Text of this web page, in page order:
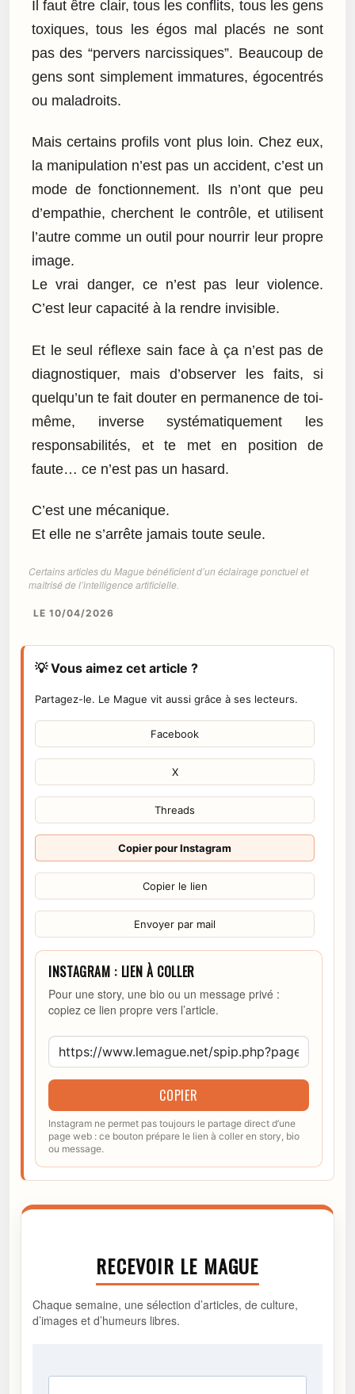
Il faut être clair, tous les conflits, tous les gens
toxiques, tous les égos mal placés ne sont
pas des “pervers narcissiques”. Beaucoup de
gens sont simplement immatures, égocentrés
ou maladroits.
Mais certains profils vont plus loin. Chez eux,
la manipulation n’est pas un accident, c’est un
mode de fonctionnement. Ils n’ont que peu
d’empathie, cherchent le contrôle, et utilisent
l’autre comme un outil pour nourrir leur propre
image.
Le vrai danger, ce n’est pas leur violence.
C’est leur capacité à la rendre invisible.
Et le seul réflexe sain face à ça n’est pas de
diagnostiquer, mais d’observer les faits, si
quelqu’un te fait douter en permanence de toi-
même, inverse systématiquement les
responsabilités, et te met en position de
faute… ce n’est pas un hasard.
C’est une mécanique.
Et elle ne s’arrête jamais toute seule.
Certains articles du Mague bénéficient d’un éclairage ponctuel et
maîtrisé de l’intelligence artificielle.
LE 10/04/2026
💡 Vous aimez cet article ?
Partagez-le. Le Mague vit aussi grâce à ses lecteurs.
Facebook
X
Threads
Copier pour Instagram
Copier le lien
Envoyer par mail
INSTAGRAM : LIEN À COLLER
Pour une story, une bio ou un message privé :
copiez ce lien propre vers l’article.
COPIER
Instagram ne permet pas toujours le partage direct d’une
page web : ce bouton prépare le lien à coller en story, bio
ou message.
RECEVOIR LE MAGUE
Chaque semaine, une sélection d’articles, de culture,
d’images et d’humeurs libres.